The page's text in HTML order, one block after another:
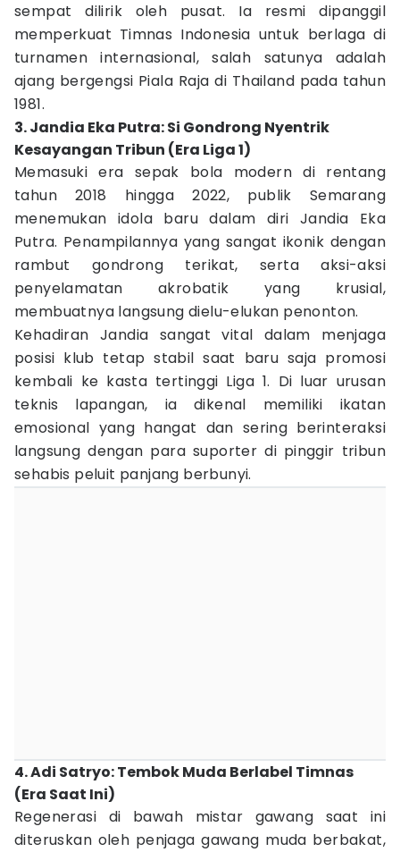
sempat dilirik oleh pusat. Ia resmi dipanggil
memperkuat Timnas Indonesia untuk berlaga di
turnamen internasional, salah satunya adalah
ajang bergengsi Piala Raja di Thailand pada tahun
1981.
3. Jandia Eka Putra: Si Gondrong Nyentrik
Kesayangan Tribun (Era Liga 1)
Memasuki era sepak bola modern di rentang
tahun 2018 hingga 2022, publik Semarang
menemukan idola baru dalam diri Jandia Eka
Putra. Penampilannya yang sangat ikonik dengan
rambut gondrong terikat, serta aksi-aksi
penyelamatan akrobatik yang krusial,
membuatnya langsung dielu-elukan penonton.
Kehadiran Jandia sangat vital dalam menjaga
posisi klub tetap stabil saat baru saja promosi
kembali ke kasta tertinggi Liga 1. Di luar urusan
teknis lapangan, ia dikenal memiliki ikatan
emosional yang hangat dan sering berinteraksi
langsung dengan para suporter di pinggir tribun
sehabis peluit panjang berbunyi.
4. Adi Satryo: Tembok Muda Berlabel Timnas
(Era Saat Ini)
Regenerasi di bawah mistar gawang saat ini
diteruskan oleh penjaga gawang muda berbakat,